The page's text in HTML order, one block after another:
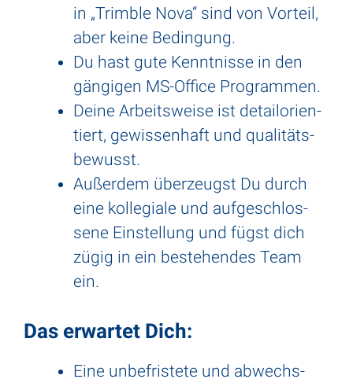
in „Trimble Nova“ sind von Vorteil,
aber keine Bedin­gung.
Du hast gute Kennt­nisse in den
gängigen MS-Office Programmen.
Deine Arbeits­weise ist detail­ori­en­
tiert, gewis­sen­haft und quali­täts­
be­wusst.
Außerdem über­zeugst Du durch
eine kolle­giale und aufge­schlos­
sene Einstel­lung und fügst dich
zügig in ein bestehendes Team
ein.
Das erwartet Dich:
Eine unbe­fris­tete und abwechs­